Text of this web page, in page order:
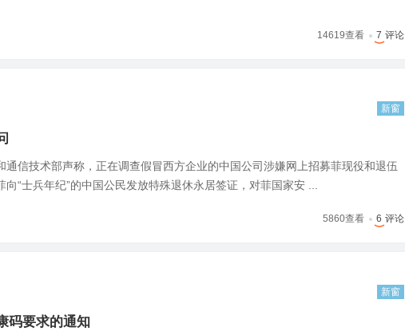
14619查看 7 评论
新窗
信技术部声称，正在调查假冒西方企业的中国公司涉嫌网上招募菲现役和退伍
“士兵年纪”的中国公民发放特殊退休永居签证，对菲国家安 ...
5860查看 6 评论
新窗
码要求的通知